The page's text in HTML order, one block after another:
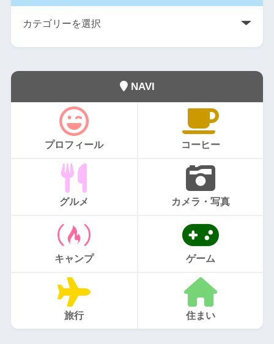
NAVI
プロフィール コーヒー
グルメ カメラ・写真
キャンプ ゲーム
旅行 住まい